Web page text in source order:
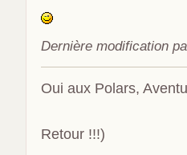
Dernière modification
Oui aux Polars,
Retour !!!)